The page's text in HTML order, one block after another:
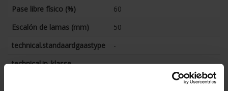
Pase libre físico (%)
60
Escalón de lamas (mm)
50
technical.standaardgaastype
-
technical.ip_klasse
-